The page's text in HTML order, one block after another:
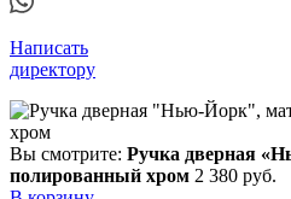
Написать
директору
Вы смотрите: Ручка дверная
полированный хром 2 380 руб.